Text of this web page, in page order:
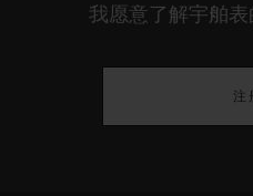
我愿意了解宇舶表
注